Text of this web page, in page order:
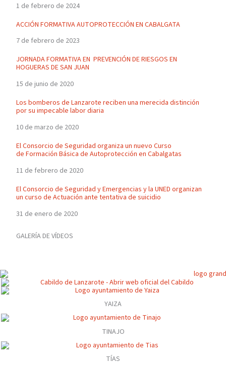
1 de febrero de 2024
ACCIÓN FORMATIVA AUTOPROTECCIÓN EN CABALGATA
7 de febrero de 2023
JORNADA FORMATIVA EN PREVENCIÓN DE RIESGOS EN
HOGUERAS DE SAN JUAN
15 de junio de 2020
Los bomberos de Lanzarote reciben una merecida distinción
por su impecable labor diaria
10 de marzo de 2020
El Consorcio de Seguridad organiza un nuevo Curso
de Formación Básica de Autoprotección en Cabalgatas
11 de febrero de 2020
El Consorcio de Seguridad y Emergencias y la UNED organizan
un curso de Actuación ante tentativa de suicidio
31 de enero de 2020
GALERÍA DE VÍDEOS
YAIZA
TINAJO
TÍAS